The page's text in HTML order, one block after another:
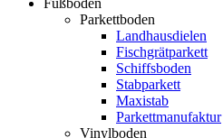
Parkettboden
Landhausdielen
Fischgrätparkett
Schiffsboden
Stabparkett
Maxistab
Parkettmanufaktur
Vinylboden